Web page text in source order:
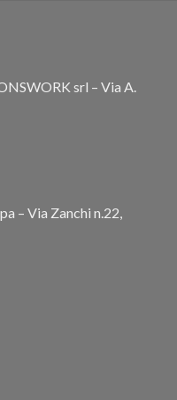
srl – Via A.
– Via Zanchi n.22,